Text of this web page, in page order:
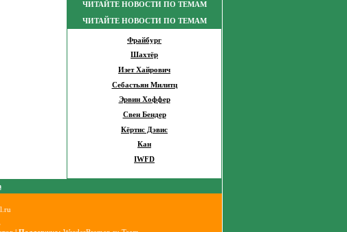
ЧИТАЙТЕ НОВОСТИ ПО ТЕМАМ
ЧИТАЙТЕ НОВОСТИ ПО ТЕМАМ
Фрайбург
Шахтёр
Изет Хайрович
Себастьян Милитц
Эрвин Хоффер
Свен Бендер
Кёртис Дэвис
Кан
IWFD